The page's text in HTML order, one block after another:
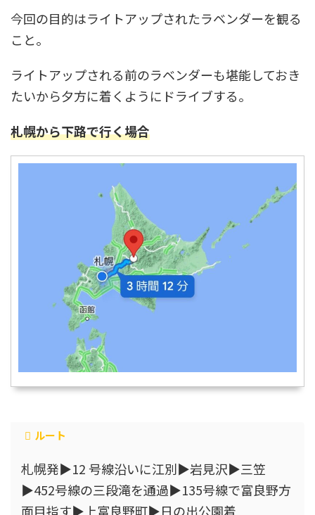
今回の目的はライトアップされたラベンダーを観る
こと。
ライトアップされる前のラベンダーも堪能しておき
たいから夕方に着くようにドライブする。
札幌から下路で行く場合
ルート
札幌発▶12 号線沿いに江別▶岩見沢▶三笠
▶452号線の三段滝を通過▶135号線で富良野方
面目指す▶上富良野町▶日の出公園着